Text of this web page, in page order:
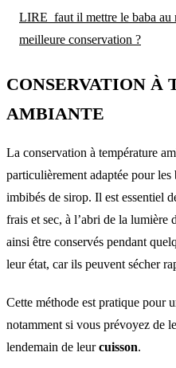
LIRE faut il mettre le baba
meilleure conservation ?
CONSERVATION À
AMBIANTE
La conservation à température
particulièrement adaptée pour
imbibés de sirop. Il est essentiel
frais et sec, à l’abri de la lumière
ainsi être conservés pendant
leur état, car ils peuvent sécher
Cette méthode est pratique pour
notamment si vous prévoyez de
lendemain de leurcuisson.